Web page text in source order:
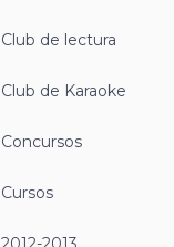
Club de lectura
Club de Karaoke
Concursos
Cursos